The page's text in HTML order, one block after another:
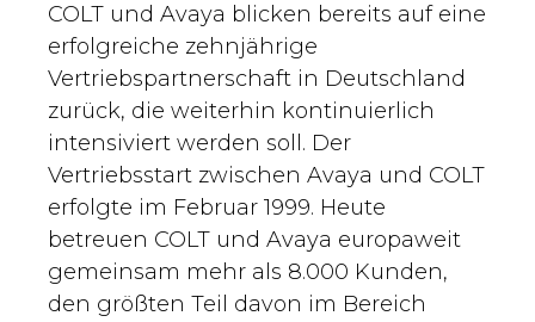
COLT und Avaya blicken bereits auf eine
erfolgreiche zehnjährige
Vertriebspartnerschaft in Deutschland
zurück, die weiterhin kontinuierlich
intensiviert werden soll. Der
Vertriebsstart zwischen Avaya und COLT
erfolgte im Februar 1999. Heute
betreuen COLT und Avaya europaweit
gemeinsam mehr als 8.000 Kunden,
den größten Teil davon im Bereich